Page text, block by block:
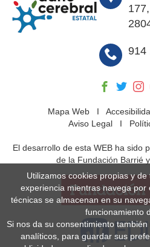
914
Mapa WebI
Aviso Legal I
El desarrollo de esta WEB ha sido
de la Fundación Barrié
Utilizamos cookies propias y
experiencia mientras navega por
técnicas se almacenan en su
funcionamiento
Si nos da su consentimiento
analíticos, para guardar sus